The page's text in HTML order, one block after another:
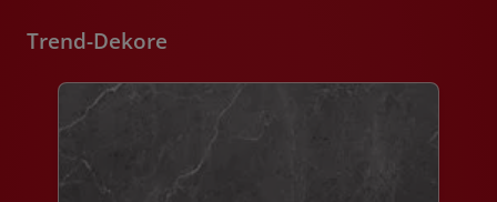
Trend-Dekore